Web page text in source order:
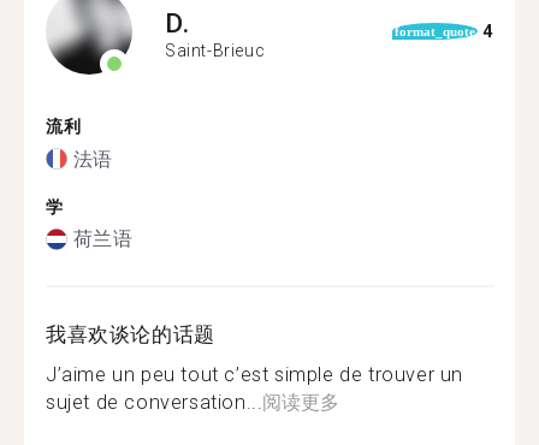
D.
Saint-Brieuc
format_quote 4
流利
法语
学
荷兰语
我喜欢谈论的话题
J’aime un peu tout c’est simple de trouver un
sujet de conversation...阅读更多